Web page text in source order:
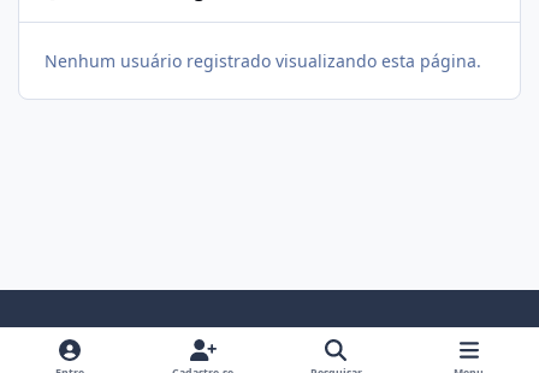
Nenhum usuário registrado visualizando esta página.
Modo ClaroModo EscuroPreferência do Sistema i